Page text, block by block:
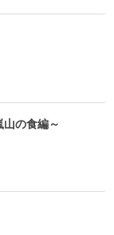
の食編～